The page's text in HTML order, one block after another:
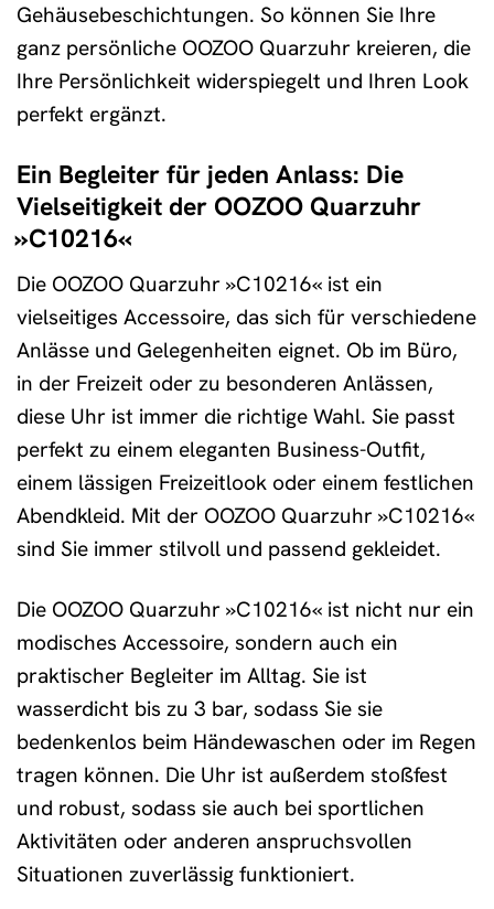
Gehäusebeschichtungen. So können Sie Ihre
ganz persönliche OOZOO Quarzuhr kreieren, die
Ihre Persönlichkeit widerspiegelt und Ihren Look
perfekt ergänzt.
Ein Begleiter für jeden Anlass: Die
Vielseitigkeit der OOZOO Quarzuhr
»C10216«
Die OOZOO Quarzuhr »C10216« ist ein
vielseitiges Accessoire, das sich für verschiedene
Anlässe und Gelegenheiten eignet. Ob im Büro,
in der Freizeit oder zu besonderen Anlässen,
diese Uhr ist immer die richtige Wahl. Sie passt
perfekt zu einem eleganten Business-Outfit,
einem lässigen Freizeitlook oder einem festlichen
Abendkleid. Mit der OOZOO Quarzuhr »C10216«
sind Sie immer stilvoll und passend gekleidet.
Die OOZOO Quarzuhr »C10216« ist nicht nur ein
modisches Accessoire, sondern auch ein
praktischer Begleiter im Alltag. Sie ist
wasserdicht bis zu 3 bar, sodass Sie sie
bedenkenlos beim Händewaschen oder im Regen
tragen können. Die Uhr ist außerdem stoßfest
und robust, sodass sie auch bei sportlichen
Aktivitäten oder anderen anspruchsvollen
Situationen zuverlässig funktioniert.